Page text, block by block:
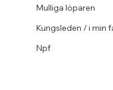
Mulliga löparen
Kungsleden / i min
Npf